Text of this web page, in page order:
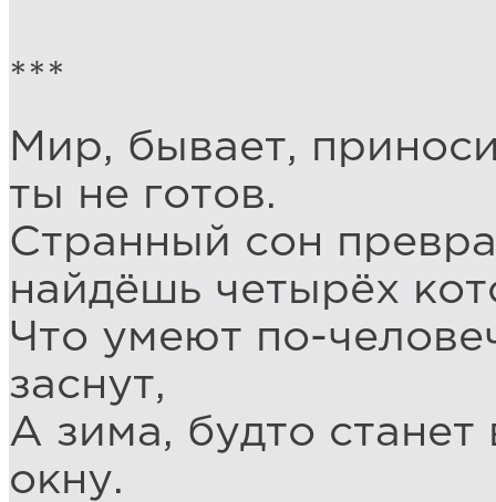
***
Мир, бывает,
ты не готов.
Странный сон
найдёшь четырёх
Что умеют по-
заснут,
А зима, будто
окну.